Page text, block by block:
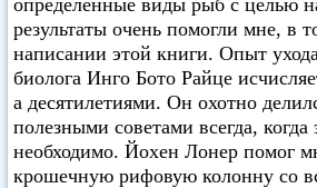
определенные виды рыб с целью
результаты очень помогли мне, в
написании этой книги. Опыт
биолога Инго Бото Райце
а десятилетиями. Он охотно
полезными советами всегда,
необходимо. Йохен Лонер помог
крошечную рифовую колонну со